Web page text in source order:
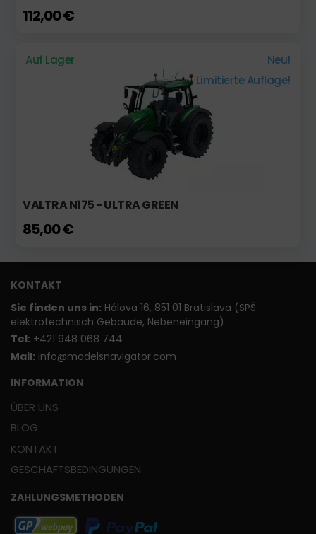
112,00 €
Auf Lager
Neu!
Limitierte Auflage!
VALTRA N175 - ULTRA GREEN
85,00 €
KONTAKT
Sie finden uns in: Hálova 16, 851 01 Bratislava (SPŠ
elektrotechnisch Gebäude, Nebeneingang)
Tel: +421 948 068 744
Mail: info@modelsnavigator.com
INFORMATION
ÜBER UNS
BLOG
KONTAKT
GESCHÄFTSBEDINGUNGEN
ZAHLUNGSMETHODEN